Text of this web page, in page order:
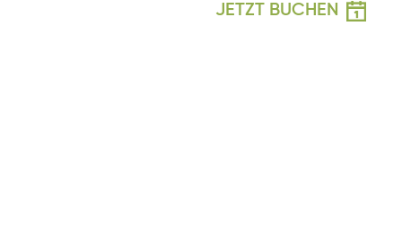
JETZT BUCHEN